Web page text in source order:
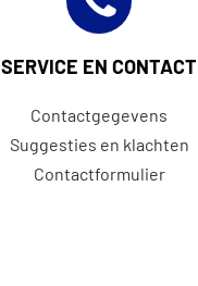
SERVICE EN CONTACT
Contactgegevens
Suggesties en klachten
Contactformulier